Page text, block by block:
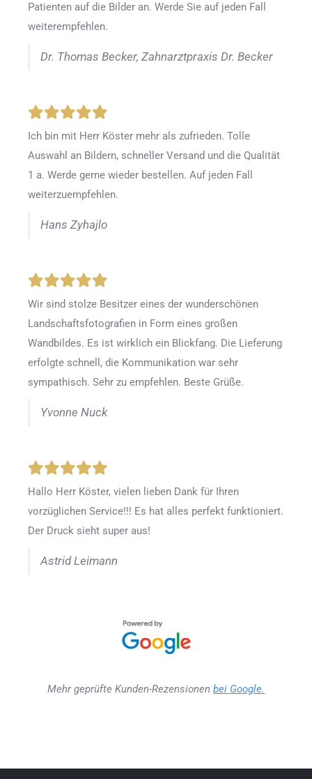
Patienten auf die Bilder an. Werde Sie auf jeden Fall
weiterempfehlen.
Dr. Thomas Becker, Zahnarztpraxis Dr. Becker
Ich bin mit Herr Köster mehr als zufrieden. Tolle
Auswahl an Bildern, schneller Versand und die Qualität
1 a. Werde gerne wieder bestellen. Auf jeden Fall
weiterzuempfehlen.
Hans Zyhajlo
Wir sind stolze Besitzer eines der wunderschönen
Landschaftsfotografien in Form eines großen
Wandbildes. Es ist wirklich ein Blickfang. Die Lieferung
erfolgte schnell, die Kommunikation war sehr
sympathisch. Sehr zu empfehlen. Beste Grüße.
Yvonne Nuck
Hallo Herr Köster, vielen lieben Dank für Ihren
vorzüglichen Service!!! Es hat alles perfekt funktioniert.
Der Druck sieht super aus!
Astrid Leimann
Mehr geprüfte Kunden-Rezensionen bei Google.